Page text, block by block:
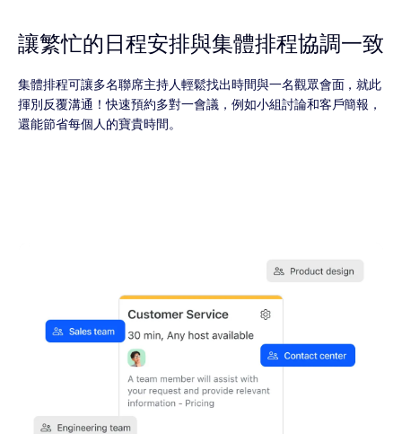
讓繁忙的日程安排與集體排程協調一致
集體排程可讓多名聯席主持人輕鬆找出時間與一名觀眾會面，就此
揮別反覆溝通！快速預約多對一會議，例如小組討論和客戶簡報，
還能節省每個人的寶貴時間。